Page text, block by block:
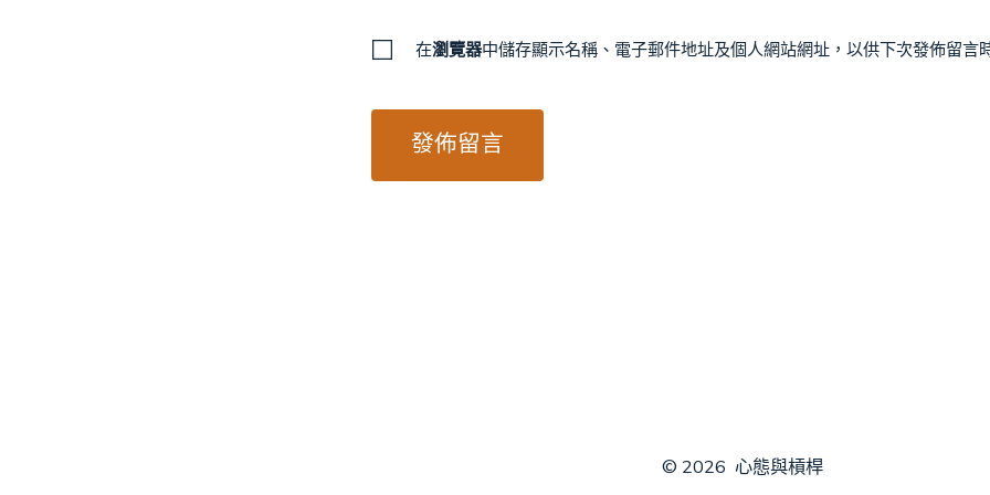
在瀏覽器中儲存顯示名稱、電子郵件地址及個人網站網址，以供下次發佈留言
© 2026 心態與槓桿